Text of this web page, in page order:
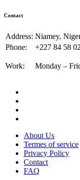
Contact
Address: Niamey,
Phone:
+227 84 58
Work: Monday –
About Us
Termes of service
Privacy Policy
Contact
FAQ